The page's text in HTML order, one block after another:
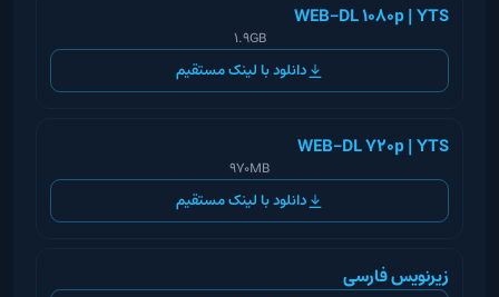
WEB-DL 1080p | YTS
1.9GB
دانلود با لینک مستقیم
WEB-DL 720p | YTS
970MB
دانلود با لینک مستقیم
زیرنویس فارسی